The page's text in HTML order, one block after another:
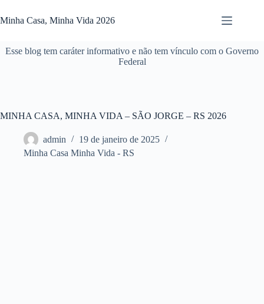
para
o
Minha Casa, Minha Vida 2026
Esse blog tem caráter informativo e não tem vínculo com o Governo
Federal
MINHA CASA, MINHA VIDA – SÃO JORGE – RS 2026
admin
19 de janeiro de 2025
Minha Casa Minha Vida - RS